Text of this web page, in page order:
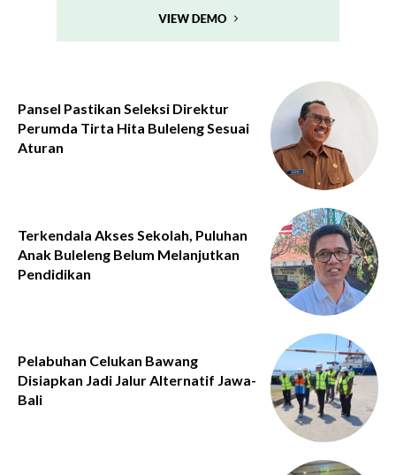
Pansel Pastikan Seleksi Direktur
Perumda Tirta Hita Buleleng Sesuai
Aturan
Terkendala Akses Sekolah, Puluhan
Anak Buleleng Belum Melanjutkan
Pendidikan
Pelabuhan Celukan Bawang
Disiapkan Jadi Jalur Alternatif Jawa-
Bali